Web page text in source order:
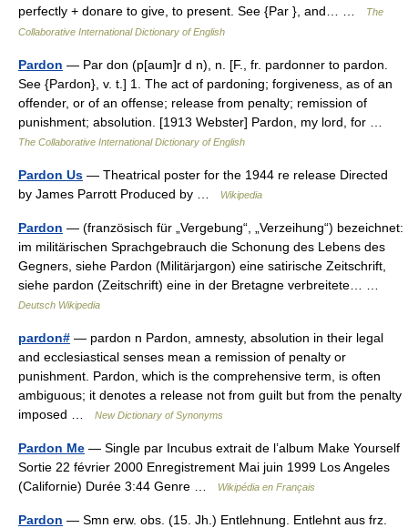
perfectly + donare to give, to present. See {Par }, and… …
The
Collaborative International Dictionary of English
Pardon — Par don (p[aum]r d n), n. [F., fr. pardonner to pardon.
See {Pardon}, v. t.] 1. The act of pardoning; forgiveness, as of an
offender, or of an offense; release from penalty; remission of
punishment; absolution. [1913 Webster] Pardon, my lord, for …
The Collaborative International Dictionary of English
Pardon Us — Theatrical poster for the 1944 re release Directed
by James Parrott Produced by …
Wikipedia
Pardon — (französisch für „Vergebung“, „Verzeihung“) bezeichnet:
im militärischen Sprachgebrauch die Schonung des Lebens des
Gegners, siehe Pardon (Militärjargon) eine satirische Zeitschrift,
siehe pardon (Zeitschrift) eine in der Bretagne verbreitete… …
Deutsch Wikipedia
pardon# — pardon n Pardon, amnesty, absolution in their legal
and ecclesiastical senses mean a remission of penalty or
punishment. Pardon, which is the comprehensive term, is often
ambiguous; it denotes a release not from guilt but from the penalty
imposed …
New Dictionary of Synonyms
Pardon Me — Single par Incubus extrait de l’album Make Yourself
Sortie 22 février 2000 Enregistrement Mai juin 1999 Los Angeles
(Californie) Durée 3:44 Genre …
Wikipédia en Français
Pardon — Smn erw. obs. (15. Jh.) Entlehnung. Entlehnt aus frz.